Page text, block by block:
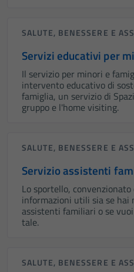
SALUTE, BENESSERE E
Servizi educativi per
Il servizio per minori e
intervento educativo di
famiglia, un servizio di
gruppo e l'home visiting.
SALUTE, BENESSERE E
Servizio assistenti
Lo sportello,
informazioni utili sia se hai
assistenti familiari o se
tale.
SALUTE, BENESSERE E